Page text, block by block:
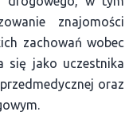
znajomości
zachowań wobec
się jako uczestnika
oraz